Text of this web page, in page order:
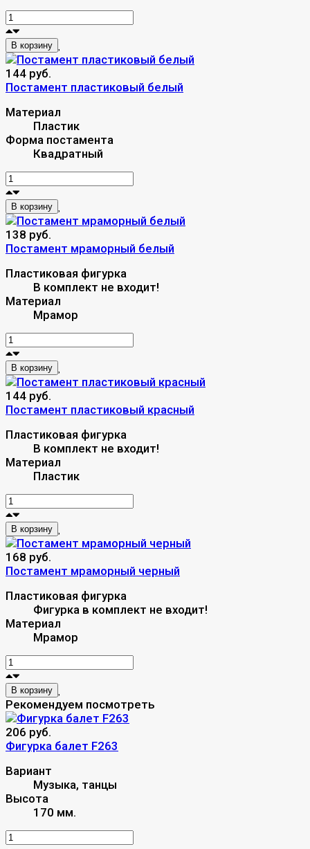
В корзину
144 руб.
Постамент пластиковый белый
Материал
Пластик
Форма постамента
Квадратный
В корзину
138 руб.
Постамент мраморный белый
Пластиковая фигурка
В комплект не входит!
Материал
Мрамор
В корзину
144 руб.
Постамент пластиковый красный
Пластиковая фигурка
В комплект не входит!
Материал
Пластик
В корзину
168 руб.
Постамент мраморный черный
Пластиковая фигурка
Фигурка в комплект не входит!
Материал
Мрамор
В корзину
Рекомендуем посмотреть
206 руб.
Фигурка балет F263
Вариант
Музыка, танцы
Высота
170 мм.